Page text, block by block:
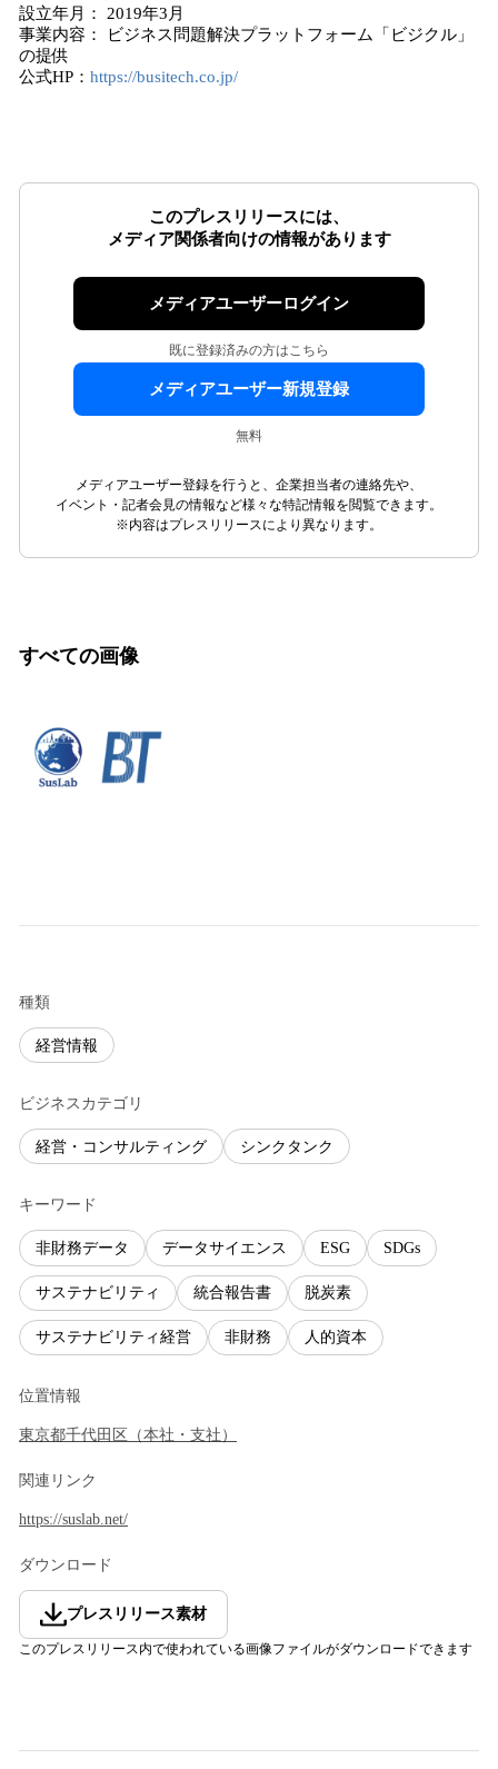
設立年月： 2019年3月
事業内容： ビジネス問題解決プラットフォーム「ビジクル」
の提供
公式HP： https://busitech.co.jp/
このプレスリリースには、
メディア関係者向けの情報があります
メディアユーザーログイン
既に登録済みの方はこちら
メディアユーザー新規登録
無料
メディアユーザー登録を行うと、企業担当者の連絡先や、
イベント・記者会見の情報など様々な特記情報を閲覧できます。
※内容はプレスリリースにより異なります。
すべての画像
種類
経営情報
ビジネスカテゴリ
経営・コンサルティング シンクタンク
キーワード
非財務データ データサイエンス ESG SDGs
サステナビリティ 統合報告書 脱炭素
サステナビリティ経営 非財務 人的資本
位置情報
東京都千代田区 （本社・支社 ）
関連リンク
https://suslab.net/
ダウンロード
プレスリリース素材
このプレスリリース内で使われている画像ファイルがダウンロードできます